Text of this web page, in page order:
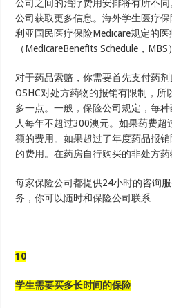
公司之间的治疗费用安排将有所不
公司获取更多信息。海外学生医疗
利亚国民医疗保险Medicare规定的
（MedicareBenefits Schedule，MBS
对于药品索赔，你需要首先支付药剂
OSHC对处方药物的报销有限制，
多一点。一般，保险公司规定，每
人每年不超过300澳元。如果药费超
额的费用。如果超过了年度药品报
的费用。在药房自行购买的非处方药
每家保险公司都提供24小时的咨询
务，你可以随时和保险公司联系
10
学生需要买多长时间的保险